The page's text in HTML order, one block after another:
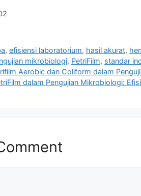
,efisiensi laboratorium, hasil akurat,
mikrobiologi, PetriFilm, standar
Aerobic dan Coliform dalam
dalam Pengujian Mikrobiologi: